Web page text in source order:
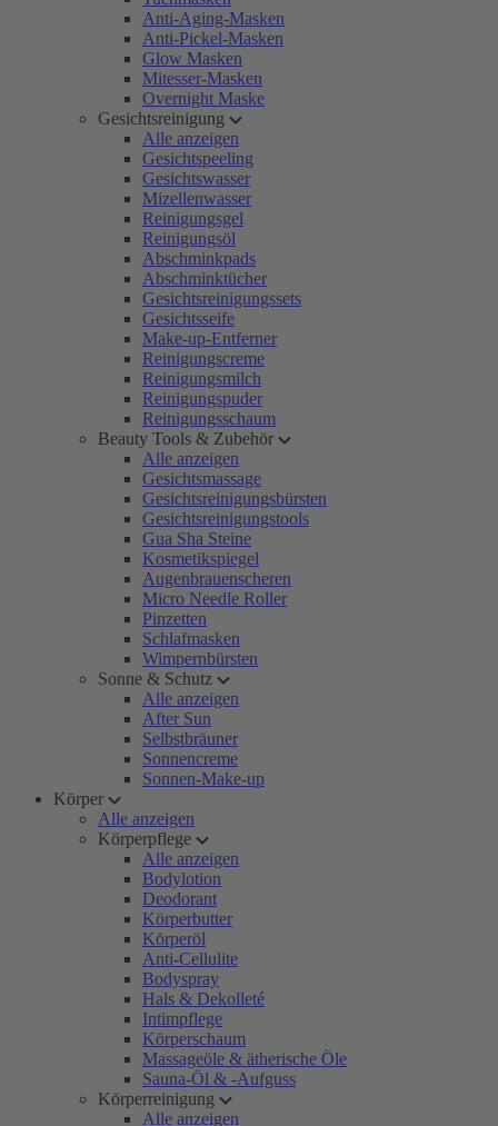
Anti-Aging-Masken
Anti-Pickel-Masken
Glow Masken
Mitesser-Masken
Overnight Maske
Gesichtsreinigung
Alle anzeigen
Gesichtspeeling
Gesichtswasser
Mizellenwasser
Reinigungsgel
Reinigungsöl
Abschminkpads
Abschminktücher
Gesichtsreinigungssets
Gesichtsseife
Make-up-Entferner
Reinigungscreme
Reinigungsmilch
Reinigungspuder
Reinigungsschaum
Beauty Tools & Zubehör
Alle anzeigen
Gesichtsmassage
Gesichtsreinigungsbürsten
Gesichtsreinigungstools
Gua Sha Steine
Kosmetikspiegel
Augenbrauenscheren
Micro Needle Roller
Pinzetten
Schlafmasken
Wimpernbürsten
Sonne & Schutz
Alle anzeigen
After Sun
Selbstbräuner
Sonnencreme
Sonnen-Make-up
Körper
Alle anzeigen
Körperpflege
Alle anzeigen
Bodylotion
Deodorant
Körperbutter
Körperöl
Anti-Cellulite
Bodyspray
Hals & Dekolleté
Intimpflege
Körperschaum
Massageöle & ätherische Öle
Sauna-Öl & -Aufguss
Körperreinigung
Alle anzeigen